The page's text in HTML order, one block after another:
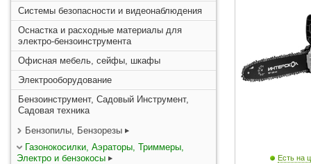
Системы безопасности и видеонаблюдения
Оснастка и расходные материалы для
электро-бензоинструмента
Офисная мебель, сейфы, шкафы
Электрооборудование
Бензоинструмент, Садовый Инструмент,
Садовая техника
Бензопилы, Бензорезы
Газонокосилки, Аэраторы, Триммеры,
Электро и бензокосы
Есть на